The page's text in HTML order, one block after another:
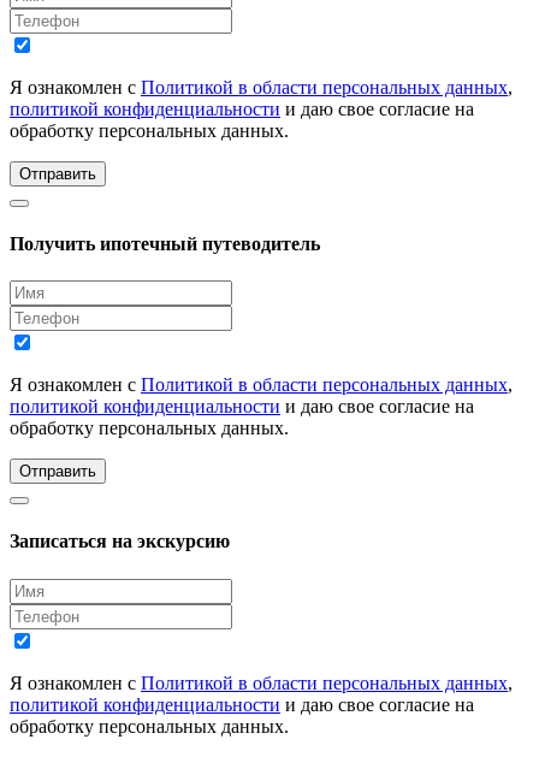
Я ознакомлен с Политикой в области персональных данных,
политикой конфиденциальности и даю свое согласие на
обработку персональных данных.
Отправить
Получить ипотечный путеводитель
Я ознакомлен с Политикой в области персональных данных,
политикой конфиденциальности и даю свое согласие на
обработку персональных данных.
Отправить
Записаться на экскурсию
Я ознакомлен с Политикой в области персональных данных,
политикой конфиденциальности и даю свое согласие на
обработку персональных данных.